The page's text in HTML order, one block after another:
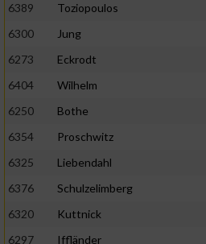
6389
Toziopoulos
6300
Jung
6273
Eckrodt
6404
Wilhelm
6250
Bothe
6354
Proschwitz
6325
Liebendahl
6376
Schulzelimberg
6320
Kuttnick
6297
Iffländer